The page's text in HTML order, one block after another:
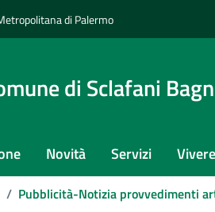
di Palermo
di Sclafani
Novità Servizi
/ Pubblicità-Notizia provvedimenti